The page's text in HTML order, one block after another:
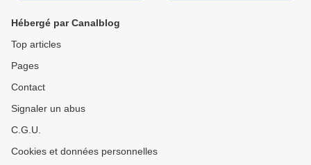
Hébergé par Canalblog
Top articles
Pages
Contact
Signaler un abus
C.G.U.
Cookies et données personnelles